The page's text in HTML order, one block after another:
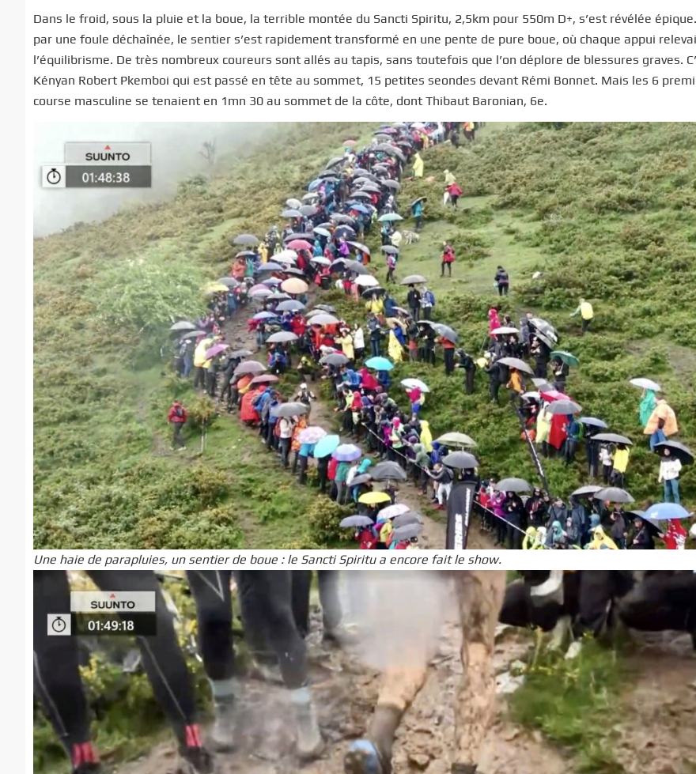
Dans le froid, sous la pluie et la boue, la terrible montée du Sancti Spiritu, 2,5km pour 550m D+, s’est révélée
par une foule déchaînée, le sentier s’est rapidement transformé en une pente de pure boue, où chaque appui
l’équilibrisme. De très nombreux coureurs sont allés au tapis, sans toutefois que l’on déplore de blessures graves.
Kényan Robert Pkemboi qui est passé en tête au sommet, 15 petites seondes devant Rémi Bonnet. Mais les 6
course masculine se tenaient en 1mn 30 au sommet de la côte, dont Thibaut Baronian, 6e.
Une haie de parapluies, un sentier de boue : le Sancti Spiritu a encore fait le show.